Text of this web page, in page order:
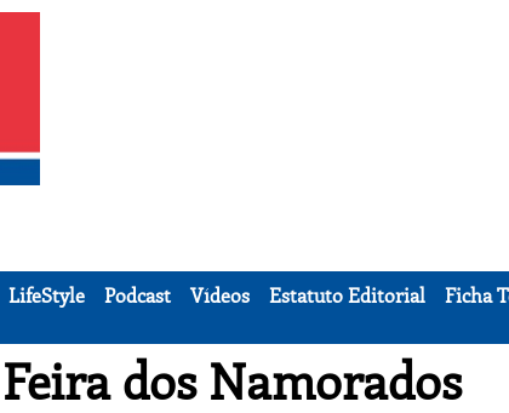
LifeStyle Podcast Vídeos Estatuto Editorial Ficha
dos Namorados